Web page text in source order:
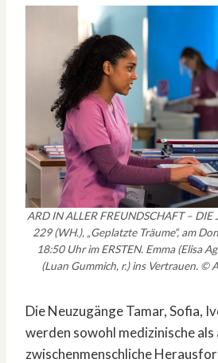
ARD IN ALLER FREUNDSCHAFT – DIE
229 (WH.), „Geplatzte Träume“, am
18:50 Uhr im ERSTEN. Emma (Elisa
(Luan Gummich, r.) ins Vertrauen. ©
Die Neuzugänge Tamar, Sofia,
werden sowohl medizinische als
zwischenmenschliche